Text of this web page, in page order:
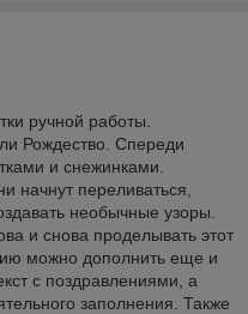
ручной работы.
Рождество. Спереди
и снежинками.
начнут переливаться,
необычные узоры.
и снова проделывать этот
можно дополнить еще и
с поздравлениями, а
заполнения. Также